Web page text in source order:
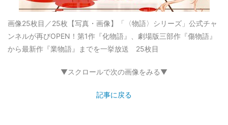
画像25枚目／25枚 【写真・画像】「〈物語〉シリーズ」公式チャ
ンネルが再びOPEN！第1作『化物語』、劇場版三部作『傷物語』
から最新作『業物語』までを一挙放送 25枚目
▼スクロールで次の画像をみる▼
記事に戻る